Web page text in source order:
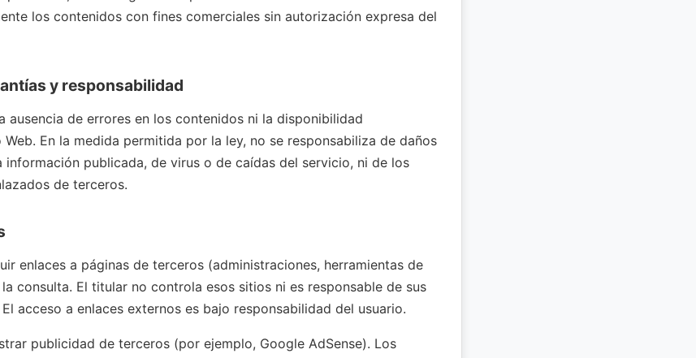
los contenidos con fines comerciales sin autorización expresa del
y responsabilidad
ausencia de errores en los contenidos ni la disponibilidad
En la medida permitida por la ley, no se responsabiliza de daños
información publicada, de virus o de caídas del servicio, ni de los
de terceros.
enlaces a páginas de terceros (administraciones, herramientas de
consulta. El titular no controla esos sitios ni es responsable de sus
acceso a enlaces externos es bajo responsabilidad del usuario.
publicidad de terceros (por ejemplo, Google AdSense). Los